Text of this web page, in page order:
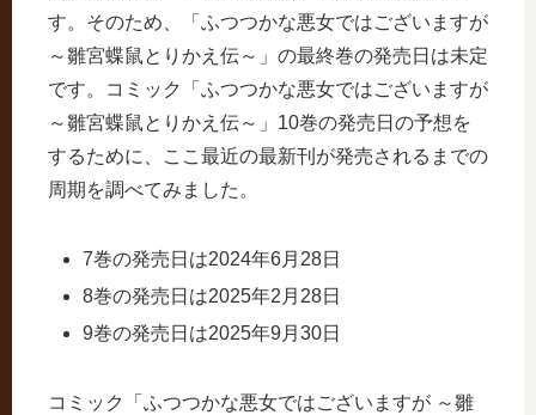
す。そのため、「ふつつかな悪女ではございますが
～雛宮蝶鼠とりかえ伝～」の最終巻の発売日は未定
です。コミック「ふつつかな悪女ではございますが
～雛宮蝶鼠とりかえ伝～」10巻の発売日の予想を
するために、ここ最近の最新刊が発売されるまでの
周期を調べてみました。
7巻の発売日は2024年6月28日
8巻の発売日は2025年2月28日
9巻の発売日は2025年9月30日
コミック「ふつつかな悪女ではございますが ～雛